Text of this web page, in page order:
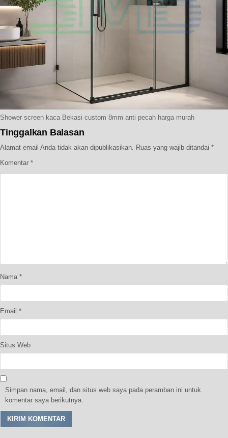
Shower screen kaca Bekasi custom 8mm anti pecah harga murah
Tinggalkan Balasan
Alamat email Anda tidak akan dipublikasikan. Ruas yang wajib ditandai *
Komentar *
Nama *
Email *
Situs Web
Simpan nama, email, dan situs web saya pada peramban ini untuk
komentar saya berikutnya.